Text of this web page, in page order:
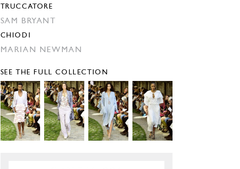
TRUCCATORE
SAM BRYANT
CHIODI
MARIAN NEWMAN
SEE THE FULL COLLECTION